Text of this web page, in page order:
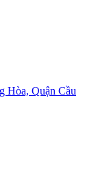
Hòa, Quận Cầu